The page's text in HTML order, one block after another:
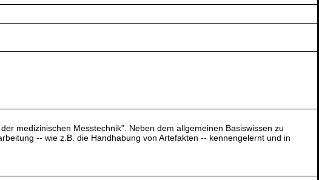
medizinischen Messtechnik". Neben dem allgemeinen Basiswissen zu
-- wie z.B. die Handhabung von Artefakten -- kennengelernt und in